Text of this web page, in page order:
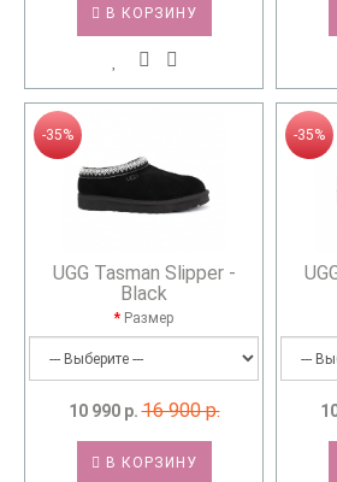
В КОРЗИНУ
-35%
UGG Tasman Slipper -
Black
Размер
10 990 р. 16 900 р.
В КОРЗИНУ
-35%